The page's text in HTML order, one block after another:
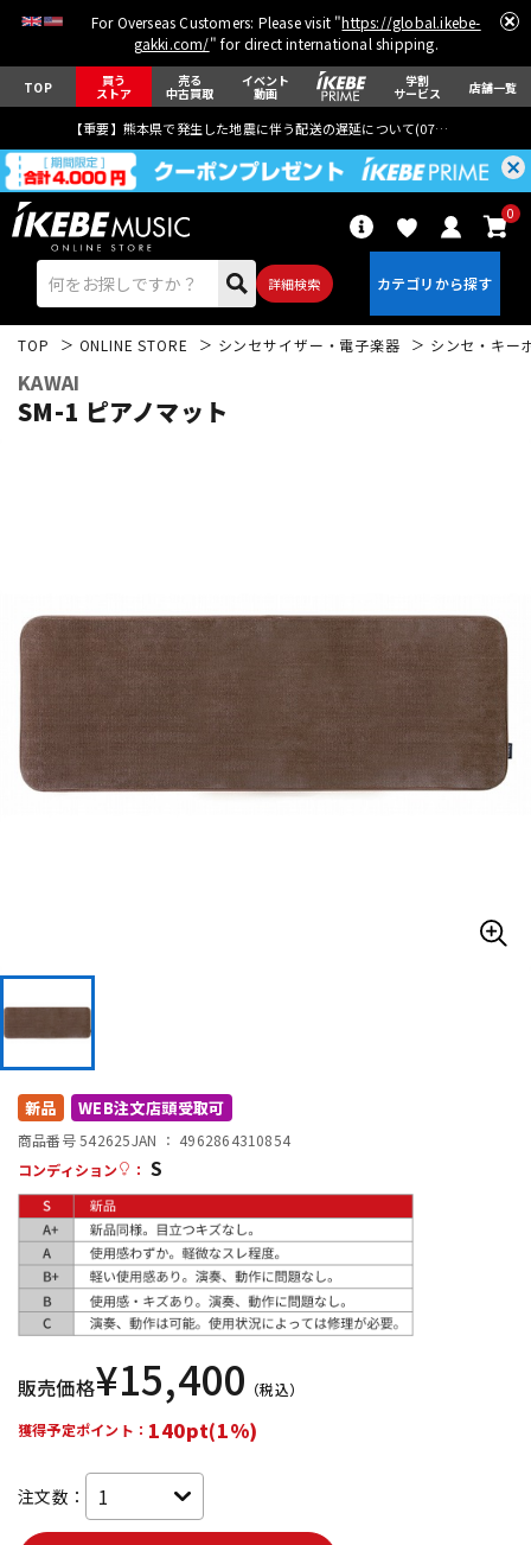
For Overseas Customers: Please visit "https://global.ikebe-
gakki.com/" for direct international shipping.
TOP 買う
ストア
売る
中古買取
イベント
動画
学割
サービス 店舗一覧
【重要】熊本県で発生した地震に伴う配送の遅延について(07月29日
詳細検索
0
ドラム パーカッション
キーボード 電子ピアノ
配信/ライブ機器
中古
TOP ONLINE STORE シンセサイザー・電子楽器 シンセ・キー
KAWAI
SM-1 ピアノマット
新品 WEB注文店頭受取可
商品番号 542625JAN ： 4962864310854
コンディション
： S
販売価格¥15,400 （税込）
獲得予定ポイント： 140pt(1%)
注文数：